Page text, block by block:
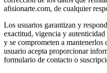
afisionarte.com, de cualquier
Los usuarios garantizan y
exactitud, vigencia y autenticidad
y se comprometen a mantenerlos
usuario acepta proporcionar
formulario de contacto o